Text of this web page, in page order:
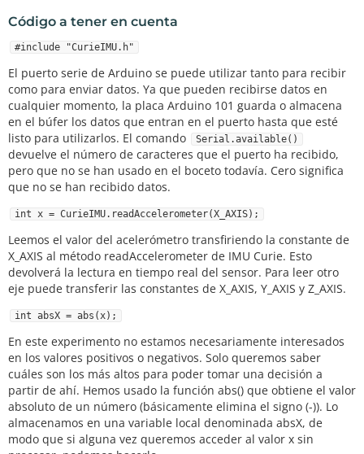
information.
Visit http://www.arduino.cc to learn more about Ar
duino.
# include "CurieIMU.h"
const int DIR_A = 4
const int DIR_B = 5
const int PWM = 6;
// previous orientation (for comparison). Start at
setup
//set motor control pins to OUTPUT
pinMode
pinMode
pinMode
(PWM, OUTPUT);
// Start the acceleromter
CurieIMU. begin();
// Set the accelerometer range to 2G
CurieIMU. setAccelerometerRange (2);
}
()
Código a tener en cuenta
#include "CurieIMU.h"
El puerto serie de Arduino se puede utilizar tanto para recibir
como para enviar datos. Ya que pueden recibirse datos en
cualquier momento, la placa Arduino 101 guarda o almacena
en el búfer los datos que entran en el puerto hasta que esté
listo para utilizarlos. El comando
Serial.available()
devuelve el número de caracteres que el puerto ha recibido,
pero que no se han usado en el boceto todavía. Cero significa
que no se han recibido datos.
int x = CurieIMU.readAccelerometer(X_AXIS);
Leemos el valor del acelerómetro transfiriendo la constante de
X_AXIS al método readAccelerometer de IMU Curie. Esto
devolverá la lectura en tiempo real del sensor. Para leer otro
eje puede transferir las constantes de X_AXIS, Y_AXIS y Z_AXIS.
int absX = abs(x);
En este experimento no estamos necesariamente interesados
en los valores positivos o negativos. Solo queremos saber
cuáles son los más altos para poder tomar una decisión a
partir de ahí. Hemos usado la función abs() que obtiene el valor
absoluto de un número (básicamente elimina el signo (-)). Lo
almacenamos en una variable local denominada absX, de
modo que si alguna vez queremos acceder al valor x sin